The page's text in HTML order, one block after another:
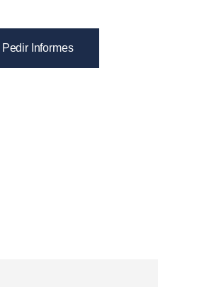
Pedir Informes